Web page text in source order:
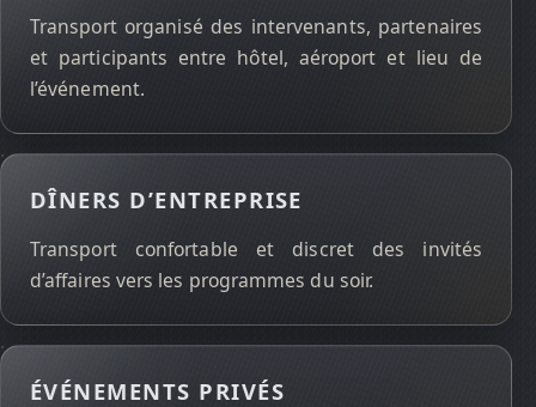
Transport organisé des intervenants, partenaires
et participants entre hôtel, aéroport et lieu de
l’événement.
DÎNERS D’ENTREPRISE
Transport confortable et discret des invités
d’affaires vers les programmes du soir.
ÉVÉNEMENTS PRIVÉS